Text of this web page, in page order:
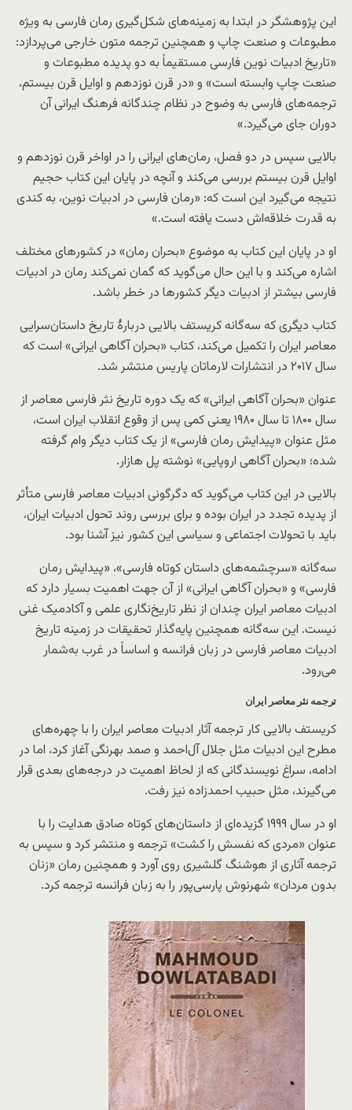
این پژوهشگر در ابتدا به زمینه‌های شکل‌گیری رمان فارسی به ویژه
مطبوعات و صنعت چاپ و همچنین ترجمه متون خارجی می‌پردازد:
«تاریخ ادبیات نوین فارسی مستقیماً به دو پدیده مطبوعات و
صنعت چاپ وابسته است» و «در قرن نوزدهم و اوایل قرن بیستم،
ترجمه‌های فارسی به وضوح در نظام چندگانه فرهنگ ایرانی آن
دوران جای می‌گیرد.»
بالایی سپس در دو فصل، رمان‌های ایرانی را در اواخر قرن نوزدهم و
اوایل قرن بیستم بررسی می‌کند و آنچه در پایان این کتاب حجیم
نتیجه می‌گیرد این است که: «رمان فارسی در ادبیات نوین، به کندی
به قدرت خلاقه‌اش دست یافته است.»
او در پایان این کتاب به موضوع «بحران رمان» در کشورهای مختلف
اشاره می‌کند و با این حال می‌گوید که گمان نمی‌کند رمان در ادبیات
فارسی بیشتر از ادبیات دیگر کشورها در خطر باشد.
کتاب دیگری که سه‌گانه کریستف بالایی دربارهٔ تاریخ داستان‌سرایی
معاصر ایران را تکمیل می‌کند، کتاب «بحران آگاهی ایرانی» است که
سال ۲۰۱۷ در انتشارات لارماتان پاریس منتشر شد.
عنوان «بحران آگاهی ایرانی» که یک دوره تاریخ نثر فارسی معاصر از
سال ۱۸۰۰ تا سال ۱۹۸۰ یعنی کمی پس از وقوع انقلاب ایران است،
مثل عنوان «پیدایش رمان فارسی» از یک کتاب دیگر وام گرفته
شده؛ «بحران آگاهی اروپایی» نوشته پل هازار.
بالایی در این کتاب می‌گوید که دگرگونی ادبیات معاصر فارسی متأثر
از پدیده تجدد در ایران بوده و برای بررسی روند تحول ادبیات ایران،
باید با تحولات اجتماعی و سیاسی این کشور نیز آشنا بود.
سه‌گانه «سرچشمه‌های داستان کوتاه فارسی»، «پیدایش رمان
فارسی» و «بحران آگاهی ایرانی» از آن جهت اهمیت بسیار دارد که
ادبیات معاصر ایران چندان از نظر تاریخ‌نگاری علمی و آکادمیک غنی
نیست. این سه‌گانه همچنین پایه‌گذار تحقیقات در زمینه تاریخ
ادبیات معاصر فارسی در زبان فرانسه و اساساً در غرب به‌شمار
می‌رود.
ترجمه نثر معاصر ایران
کریستف بالایی کار ترجمه آثار ادبیات معاصر ایران را با چهره‌های
مطرح این ادبیات مثل جلال آل‌احمد و صمد بهرنگی آغاز کرد، اما در
ادامه، سراغ نویسندگانی که از لحاظ اهمیت در درجه‌های بعدی قرار
می‌گیرند، مثل حبیب احمدزاده نیز رفت.
او در سال ۱۹۹۹ گزیده‌ای از داستان‌های کوتاه صادق هدایت را با
عنوان «مردی که نفسش را کشت» ترجمه و منتشر کرد و سپس به
ترجمه آثاری از هوشنگ گلشیری روی آورد و همچنین رمان «زنان
بدون مردان» شهرنوش پارسی‌پور را به زبان فرانسه ترجمه کرد.